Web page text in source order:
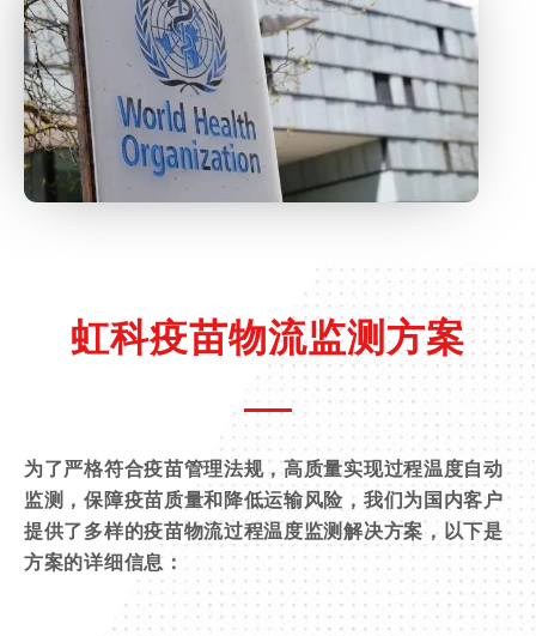
虹科疫苗物流监测方案
为了严格符合疫苗管理法规，高质量实现过程温度自动
监测，保障疫苗质量和降低运输风险，我们为国内客户
提供了多样的疫苗物流过程温度监测解决方案，以下是
方案的详细信息：